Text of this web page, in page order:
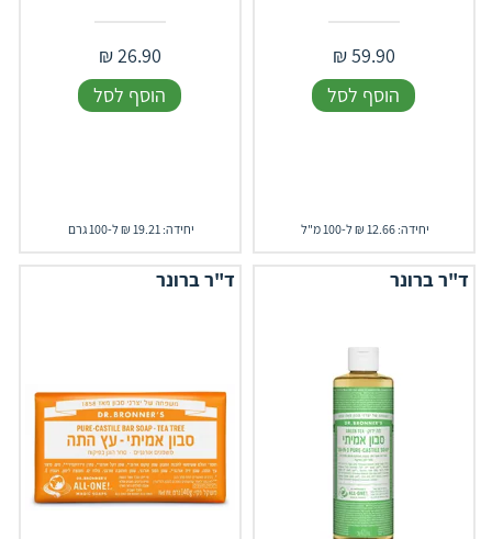
59.90
₪
הוסף לסל
יחידה: 12.66 ₪ ל-100 מ"ל
26.90
₪
הוסף לסל
יחידה: 19.21 ₪ ל-100 גרם
ד"ר ברונר ד"ר ברונר